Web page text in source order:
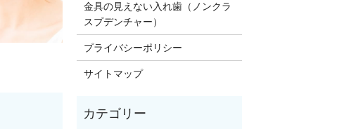
金具の見えない入れ歯（ノンクラ
スプデンチャー）
プライバシーポリシー
サイトマップ